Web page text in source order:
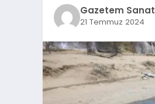
Gazetem Sanat
21 Temmuz 2024